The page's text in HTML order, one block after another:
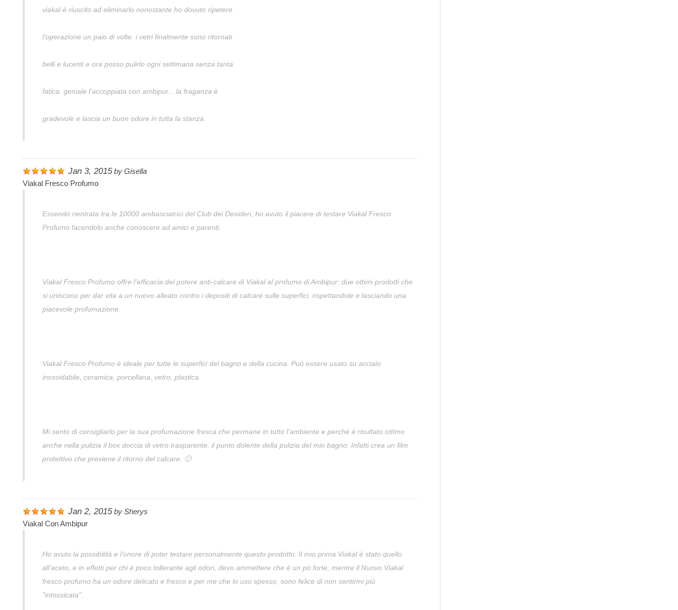
viakal è riuscito ad eliminarlo nonostante ho dovuto ripetere
l'operazione un paio di volte. i vetri finalmente sono ritornati
belli e lucenti e ora posso pulirlo ogni settimana senza tanta
fatica. geniale l'accoppiata con ambipur... la fraganza è
gradevole e lascia un buon odore in tutta la stanza.
Jan 3, 2015 by Gisella
Viakal Fresco Profumo
Essendo rientrata tra le 10000 ambasciatrici del Club dei Desideri, ho avuto il piacere di testare Viakal Fresco
Profumo facendolo anche conoscere ad amici e parenti.
Viakal Fresco Profumo offre l'efficacia del potere anti-calcare di Viakal al profumo di Ambipur: due ottimi prodotti che
si uniscono per dar vita a un nuovo alleato contro i depositi di calcare sulle superfici, rispettandole e lasciando una
piacevole profumazione.
Viakal Fresco Profumo è ideale per tutte le superfici del bagno e della cucina. Può essere usato su acciaio
inossidabile, ceramica, porcellana, vetro, plastica.
Mi sento di consigliarlo per la sua profumazione fresca che permane in tutto l'ambiente e perché è risultato ottimo
anche nella pulizia il box doccia di vetro trasparente, il punto dolente della pulizia del mio bagno. Infatti crea un film
protettivo che previene il ritorno del calcare. 🙂
Jan 2, 2015 by Sherys
Viakal Con Ambipur
Ho avuto la possibilità e l'onore di poter testare personalmente questo prodotto. Il mio prima Viakal è stato quello
all'aceto, e in effetti per chi è poco tollerante agli odori, devo ammettere che è un pò forte, mentre il Nuovo Viakal
fresco profumo ha un odore delicato e fresco e per me che lo uso spesso, sono felice di non sentirmi più
"intossicata".